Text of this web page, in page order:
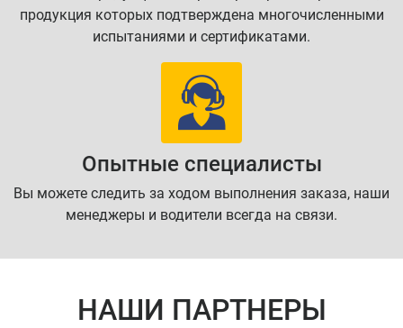
продукция которых подтверждена многочисленными
испытаниями и сертификатами.
Опытные специалисты
Вы можете следить за ходом выполнения заказа, наши
менеджеры и водители всегда на связи.
НАШИ ПАРТНЕРЫ